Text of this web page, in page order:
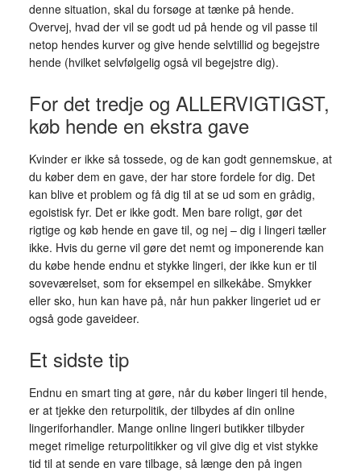
denne situation, skal du forsøge at tænke på hende.
Overvej, hvad der vil se godt ud på hende og vil passe til
netop hendes kurver og give hende selvtillid og begejstre
hende (hvilket selvfølgelig også vil begejstre dig).
For det tredje og ALLERVIGTIGST,
køb hende en ekstra gave
Kvinder er ikke så tossede, og de kan godt gennemskue, at
du køber dem en gave, der har store fordele for dig. Det
kan blive et problem og få dig til at se ud som en grådig,
egoistisk fyr. Det er ikke godt. Men bare roligt, gør det
rigtige og køb hende en gave til, og nej – dig i lingeri tæller
ikke. Hvis du gerne vil gøre det nemt og imponerende kan
du købe hende endnu et stykke lingeri, der ikke kun er til
soveværelset, som for eksempel en silkekåbe. Smykker
eller sko, hun kan have på, når hun pakker lingeriet ud er
også gode gaveideer.
Et sidste tip
Endnu en smart ting at gøre, når du køber lingeri til hende,
er at tjekke den returpolitik, der tilbydes af din online
lingeriforhandler. Mange online lingeri butikker tilbyder
meget rimelige returpolitikker og vil give dig et vist stykke
tid til at sende en vare tilbage, så længe den på ingen